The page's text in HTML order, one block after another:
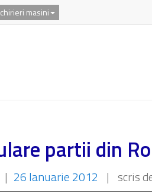
masini
partii din
| 26 Ianuarie 2012 | scris